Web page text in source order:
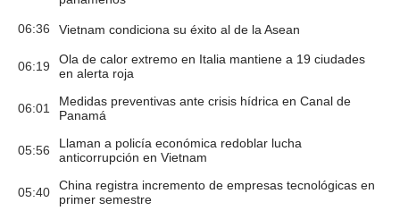
06:36 Vietnam condiciona su éxito al de la Asean
06:19
Ola de calor extremo en Italia mantiene a 19 ciudades
en alerta roja
06:01
Medidas preventivas ante crisis hídrica en Canal de
Panamá
05:56
Llaman a policía económica redoblar lucha
anticorrupción en Vietnam
05:40
China registra incremento de empresas tecnológicas en
primer semestre